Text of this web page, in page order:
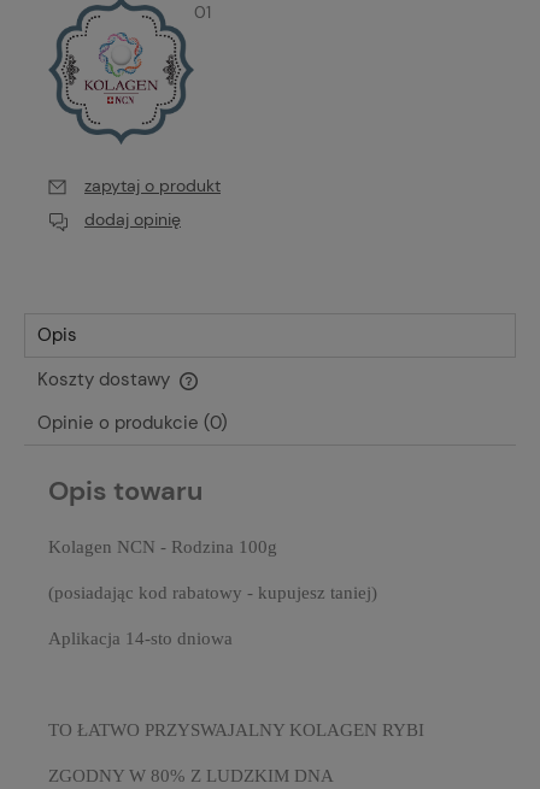
01
zapytaj o produkt
dodaj opinię
Opis
Koszty dostawy
Cena nie zawiera ewentualnych kosztów płatności
Opinie o produkcie (0)
Opis towaru
Kolagen NCN - Rodzina 100g
(posiadając kod rabatowy - kupujesz taniej)
Aplikacja 14-sto dniowa
TO ŁATWO PRZYSWAJALNY KOLAGEN RYBI
ZGODNY W 80% Z LUDZKIM DNA